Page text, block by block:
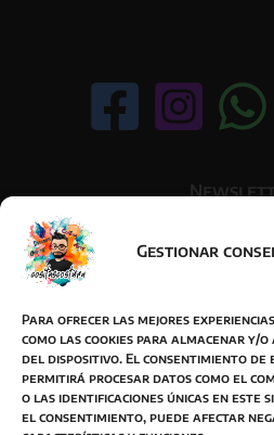
Gestionar
Para ofrecer las mejores
como las cookies para almacenar y/
del dispositivo. El consentimiento de
permitirá procesar datos como el
o las identificaciones únicas en
el consentimiento, puede afectar
BOTON DESISTIMIENTO